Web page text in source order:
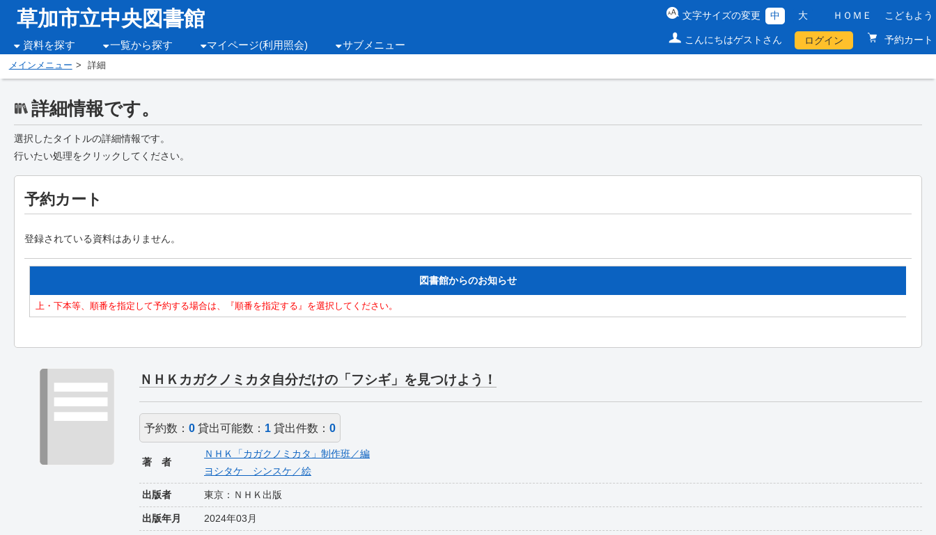
草加市立中央図書館
資料を探す 一覧から探す マイページ(利用照会) サブメニュー
文字サイズの変更 中 大 ＨＯＭＥ こどもよう
こんにちはゲストさん ログイン 予約カート
メインメニュー 詳細
詳細情報です。
選択したタイトルの詳細情報です。
行いたい処理をクリックしてください。
予約カート
登録されている資料はありません。
図書館からのお知らせ
上・下本等、順番を指定して予約する場合は、『順番を指定する』を選択してください。
ＮＨＫカガクノミカタ自分だけの「フシギ」を見つけよう！
予約数：0 貸出可能数： 1 貸出件数：0
著 者
ＮＨＫ「カガクノミカタ」制作班／編
ヨシタケ シンスケ／絵
出版者 東京：ＮＨＫ出版
出版年月 2024年03月